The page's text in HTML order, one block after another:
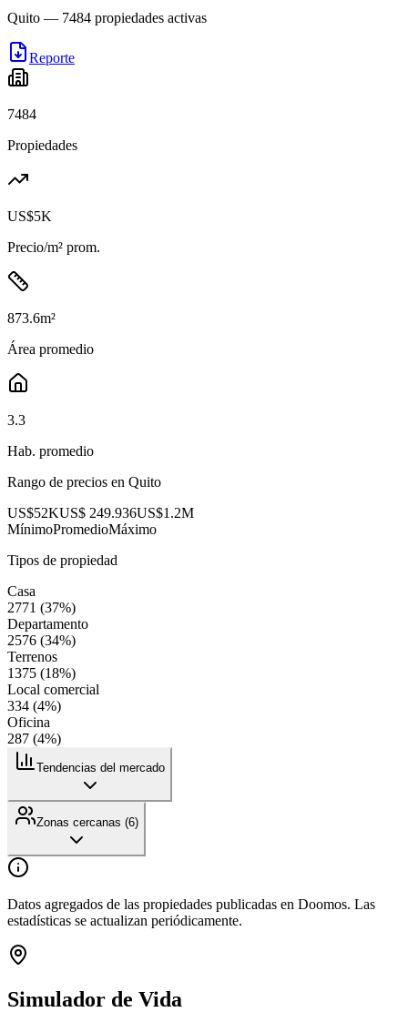
Quito — 7484 propiedades activas
Reporte
7484
Propiedades
US$5K
Precio/m² prom.
873.6m²
Área promedio
3.3
Hab. promedio
Rango de precios en Quito
US$52KUS$ 249.936US$1.2M
MínimoPromedioMáximo
Tipos de propiedad
Casa
2771 (37%)
Departamento
2576 (34%)
Terrenos
1375 (18%)
Local comercial
334 (4%)
Oficina
287 (4%)
Tendencias del mercado
Zonas cercanas (6)
Datos agregados de las propiedades publicadas en Doomos. Las
estadísticas se actualizan periódicamente.
Simulador de Vida